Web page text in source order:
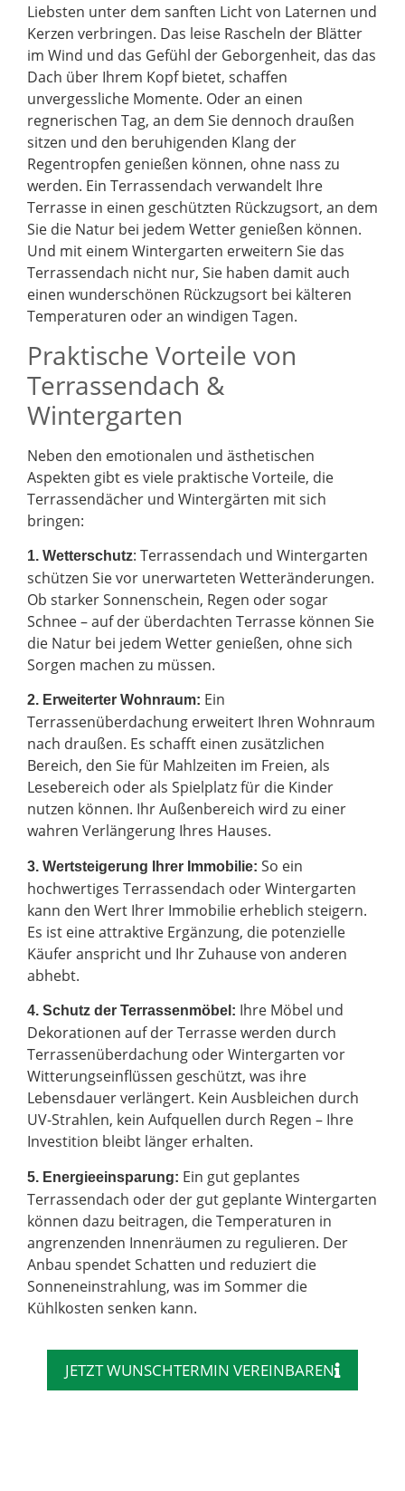
Liebsten unter dem sanften Licht von Laternen und
Kerzen verbringen. Das leise Rascheln der Blätter
im Wind und das Gefühl der Geborgenheit, das das
Dach über Ihrem Kopf bietet, schaffen
unvergessliche Momente. Oder an einen
regnerischen Tag, an dem Sie dennoch draußen
sitzen und den beruhigenden Klang der
Regentropfen genießen können, ohne nass zu
werden. Ein Terrassendach verwandelt Ihre
Terrasse in einen geschützten Rückzugsort, an dem
Sie die Natur bei jedem Wetter genießen können.
Und mit einem Wintergarten erweitern Sie das
Terrassendach nicht nur, Sie haben damit auch
einen wunderschönen Rückzugsort bei kälteren
Temperaturen oder an windigen Tagen.
Praktische Vorteile von
Terrassendach &
Wintergarten
Neben den emotionalen und ästhetischen
Aspekten gibt es viele praktische Vorteile, die
Terrassendächer und Wintergärten mit sich
bringen:
1. Wetterschutz: Terrassendach und Wintergarten
schützen Sie vor unerwarteten Wetteränderungen.
Ob starker Sonnenschein, Regen oder sogar
Schnee – auf der überdachten Terrasse können Sie
die Natur bei jedem Wetter genießen, ohne sich
Sorgen machen zu müssen.
2. Erweiterter Wohnraum: Ein
Terrassenüberdachung erweitert Ihren Wohnraum
nach draußen. Es schafft einen zusätzlichen
Bereich, den Sie für Mahlzeiten im Freien, als
Lesebereich oder als Spielplatz für die Kinder
nutzen können. Ihr Außenbereich wird zu einer
wahren Verlängerung Ihres Hauses.
3. Wertsteigerung Ihrer Immobilie: So ein
hochwertiges Terrassendach oder Wintergarten
kann den Wert Ihrer Immobilie erheblich steigern.
Es ist eine attraktive Ergänzung, die potenzielle
Käufer anspricht und Ihr Zuhause von anderen
abhebt.
4. Schutz der Terrassenmöbel: Ihre Möbel und
Dekorationen auf der Terrasse werden durch
Terrassenüberdachung oder Wintergarten vor
Witterungseinflüssen geschützt, was ihre
Lebensdauer verlängert. Kein Ausbleichen durch
UV-Strahlen, kein Aufquellen durch Regen – Ihre
Investition bleibt länger erhalten.
5. Energieeinsparung: Ein gut geplantes
Terrassendach oder der gut geplante Wintergarten
können dazu beitragen, die Temperaturen in
angrenzenden Innenräumen zu regulieren. Der
Anbau spendet Schatten und reduziert die
Sonneneinstrahlung, was im Sommer die
Kühlkosten senken kann.
JETZT WUNSCHTERMIN VEREINBAREN